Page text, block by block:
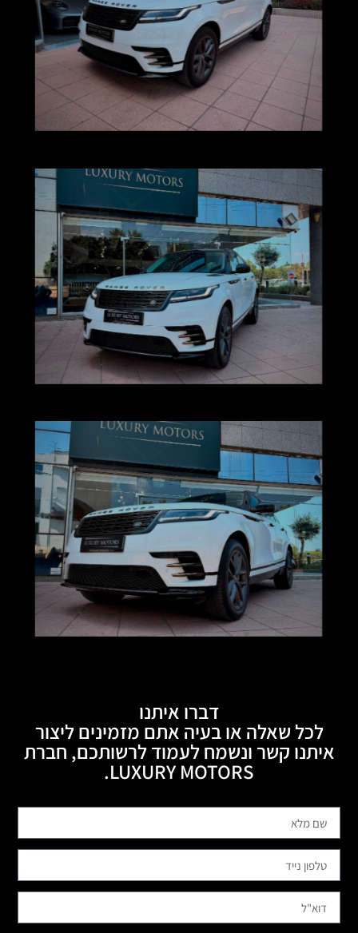
דברו איתנו
לכל שאלה או בעיה אתם מזמינים ליצור
איתנו קשר ונשמח לעמוד לרשותכם, חברת
LUXURY MOTORS.